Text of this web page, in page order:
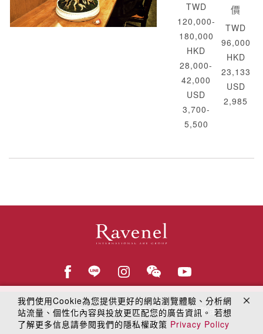
TWD
120,000-
180,000
HKD
28,000-
42,000
USD
3,700-
5,500
價
TWD
96,000
HKD
23,133
USD
2,985
© 2018羅芙奧藝術集團 線上隱私權保護政策
我們使用Cookie為您提供更好的網站瀏覽體驗、分析網
站流量、個性化內容與投放更匹配您的廣告資訊。 若想
了解更多信息請參閱我們的隱私權政策 Privacy Policy